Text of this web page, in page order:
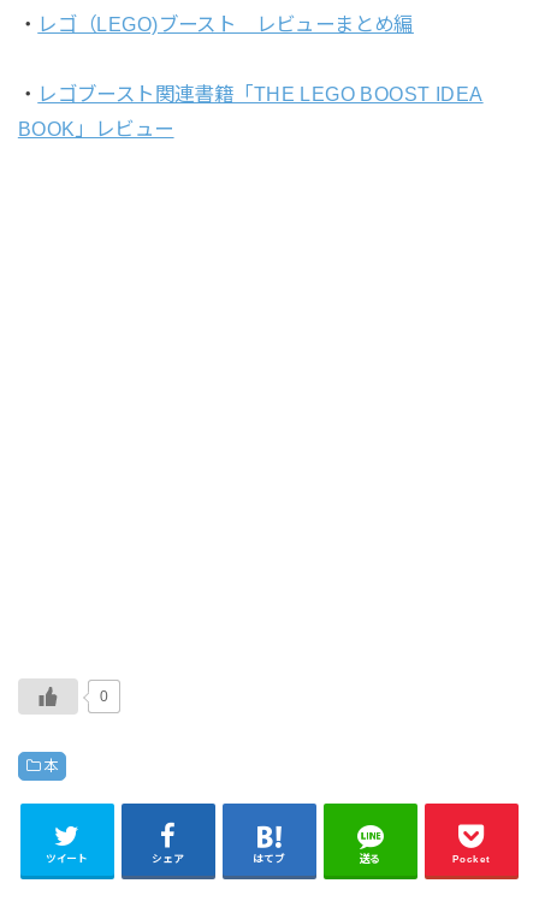
・ レゴ（LEGO)ブースト レビューまとめ編
・ レゴブースト関連書籍「THE LEGO BOOST IDEA
BOOK」レビュー
0
本
ツイート シェア はてブ 送る Pocket